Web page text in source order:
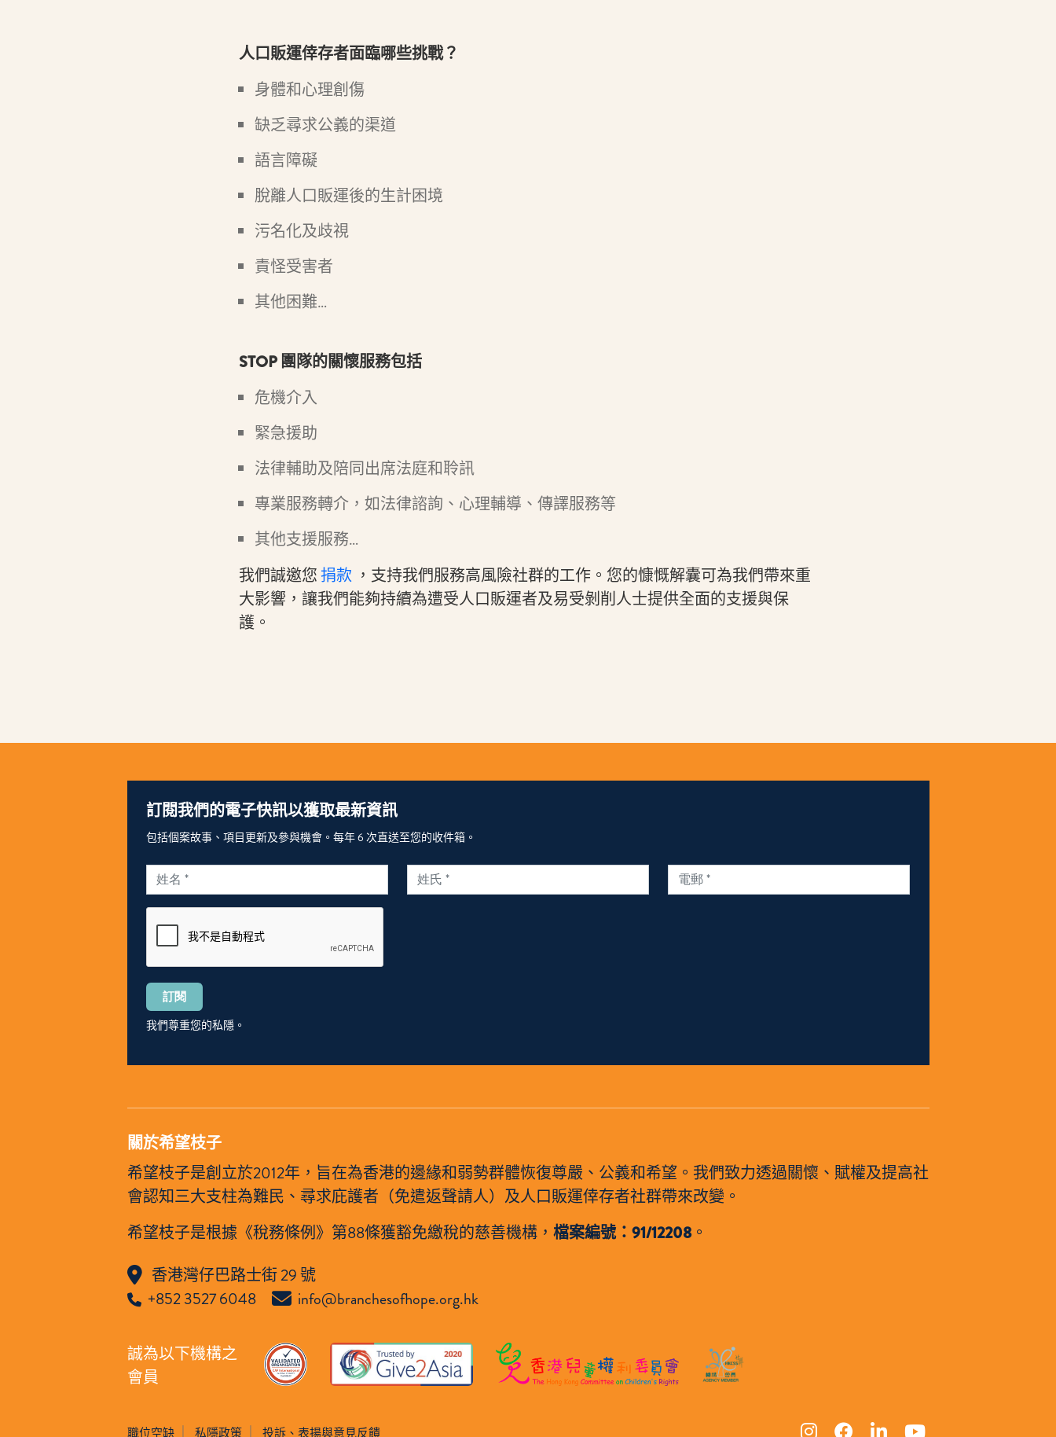
人口販運倖存者面臨哪些挑戰？
身體和心理創傷
缺乏尋求公義的渠道
語言障礙
脫離人口販運後的生計困境
污名化及歧視
責怪受害者
其他困難…
STOP 團隊的關懷服務包括
危機介入
緊急援助
法律輔助及陪同出席法庭和聆訊
專業服務轉介，如法律諮詢、心理輔導、傳譯服務等
其他支援服務…
我們誠邀您捐款 ，支持我們服務高風險社群的工作。您的慷慨解囊可為我們帶來重
大影響，讓我們能夠持續為遭受人口販運者及易受剝削人士提供全面的支援與保
護。
訂閱我們的電子快訊以獲取最新資訊
包括個案故事、項目更新及參與機會。每年 6 次直送至您的收件箱。
Please
leave
this
我們尊重您的私隱。
關於希望枝子
希望枝子是創立於2012年，旨在為香港的邊緣和弱勢群體恢復尊嚴、公義和希望。我們致力透過關懷、賦權及提高社
會認知三大支柱為難民、尋求庇護者（免遣返聲請人）及人口販運倖存者社群帶來改變。
希望枝子是根據《稅務條例》第88條獲豁免繳稅的慈善機構， 檔案編號：91/12208。
香港灣仔巴路士街 29 號
+852 3527 6048
info@branchesofhope.org.hk
誠為以下機構之
會員
職位空缺 私隱政策 投訴、表揚與意見反饋